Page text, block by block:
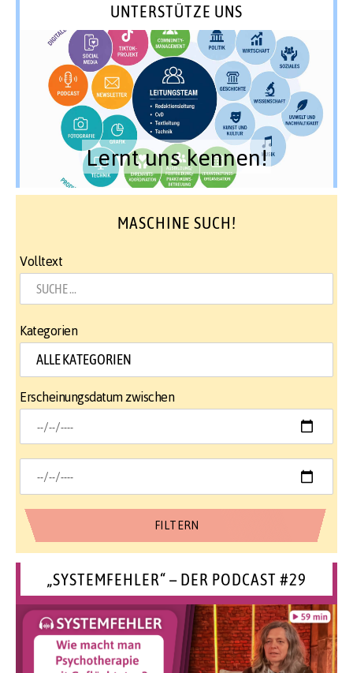
UNTERSTÜTZE UNS
Lernt uns kennen!
MASCHINE SUCH!
Volltext
Kategorien
Erscheinungsdatum zwischen
„SYSTEMFEHLER“ – DER PODCAST #29